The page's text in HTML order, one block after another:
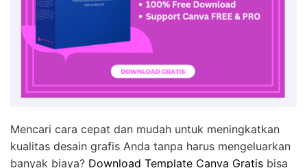
Mencari cara cepat dan mudah untuk meningkatkan
kualitas desain grafis Anda tanpa harus mengeluarkan
banyak biaya? Download Template Canva Gratis bisa